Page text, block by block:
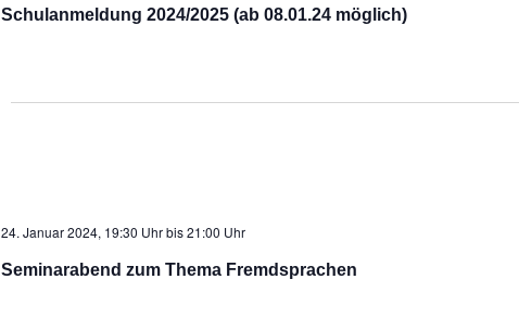
Schulanmeldung 2024/2025 (ab 08.01.24 möglich)
24. Januar 2024, 19:30 Uhrbis21:00 Uhr
Seminarabend zum Thema Fremdsprachen